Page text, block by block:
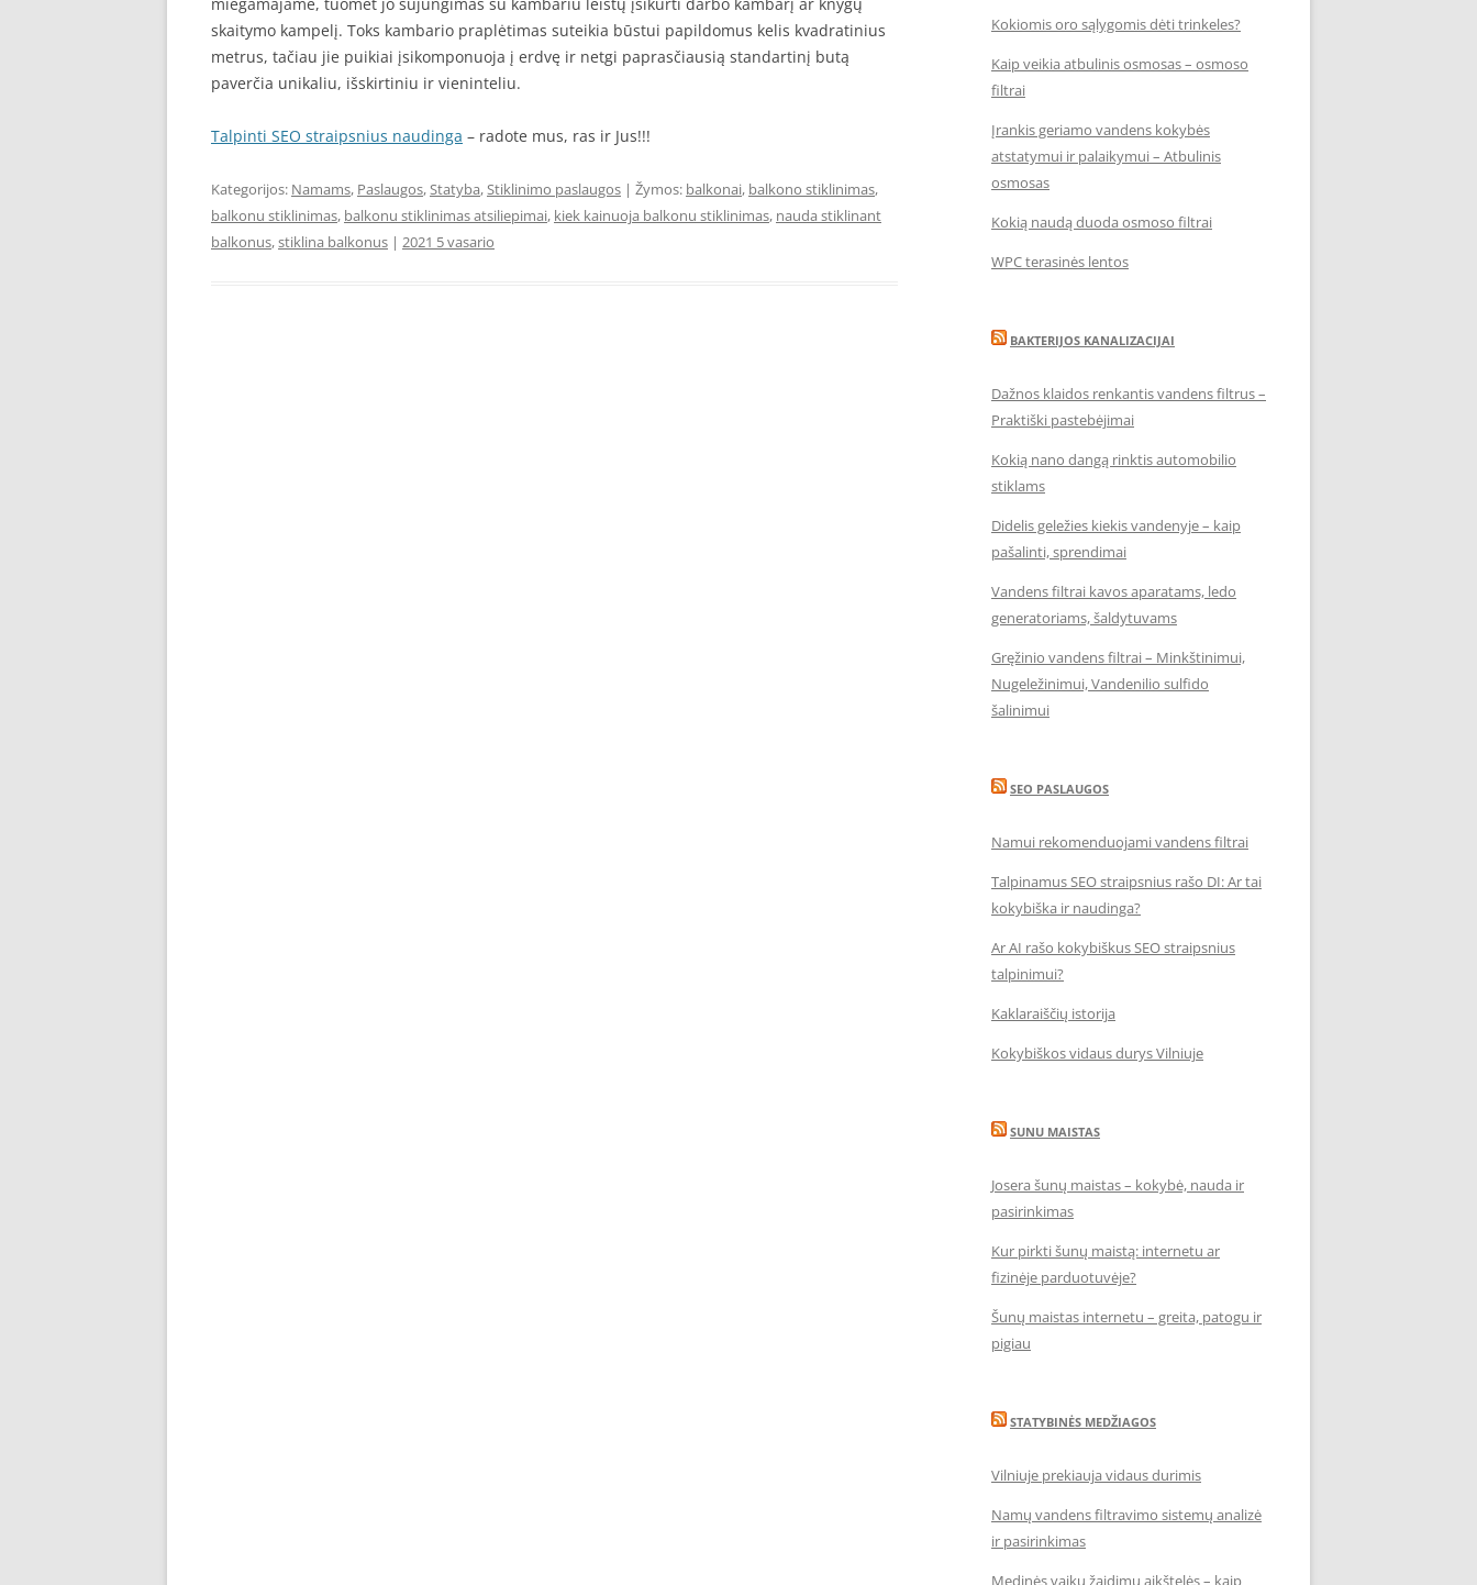
skaitymo kampelį. Toks kambario praplėtimas suteikia būstui papildomus kelis kvadratinius
metrus, tačiau jie puikiai įsikomponuoja į erdvę ir netgi paprasčiausią standartinį butą
paverčia unikaliu, išskirtiniu ir vieninteliu.
Talpinti SEO straipsnius naudinga – radote mus, ras ir Jus!!!
Kategorijos: Namams, Paslaugos,Statyba,Stiklinimo paslaugos | Žymos: balkonai, balkono stiklinimas,
balkonu stiklinimas, balkonu stiklinimas atsiliepimai, kiek kainuoja balkonu stiklinimas, nauda stiklinant
balkonus,stiklina balkonus | 2021 5 vasario
Kokiomis oro sąlygomis dėti trinkeles?
Kaip veikia atbulinis osmosas – osmoso
filtrai
Įrankis geriamo vandens kokybės
atstatymui ir palaikymui – Atbulinis
osmosas
Kokią naudą duoda osmoso filtrai
WPC terasinės lentos
BAKTERIJOS KANALIZACIJAI
Dažnos klaidos renkantis vandens filtrus –
Praktiški pastebėjimai
Kokią nano dangą rinktis automobilio
stiklams
Didelis geležies kiekis vandenyje – kaip
pašalinti, sprendimai
Vandens filtrai kavos aparatams, ledo
generatoriams, šaldytuvams
Gręžinio vandens filtrai – Minkštinimui,
Nugeležinimui, Vandenilio sulfido
šalinimui
SEO PASLAUGOS
Namui rekomenduojami vandens filtrai
Talpinamus SEO straipsnius rašo DI: Ar tai
kokybiška ir naudinga?
Ar AI rašo kokybiškus SEO straipsnius
talpinimui?
Kaklaraiščių istorija
Kokybiškos vidaus durys Vilniuje
SUNU MAISTAS
Josera šunų maistas – kokybė, nauda ir
pasirinkimas
Kur pirkti šunų maistą: internetu ar
fizinėje parduotuvėje?
Šunų maistas internetu – greita, patogu ir
pigiau
STATYBINĖS MEDŽIAGOS
Vilniuje prekiauja vidaus durimis
Namų vandens filtravimo sistemų analizė
ir pasirinkimas
Medinės vaikų žaidimų aikštelės – kaip